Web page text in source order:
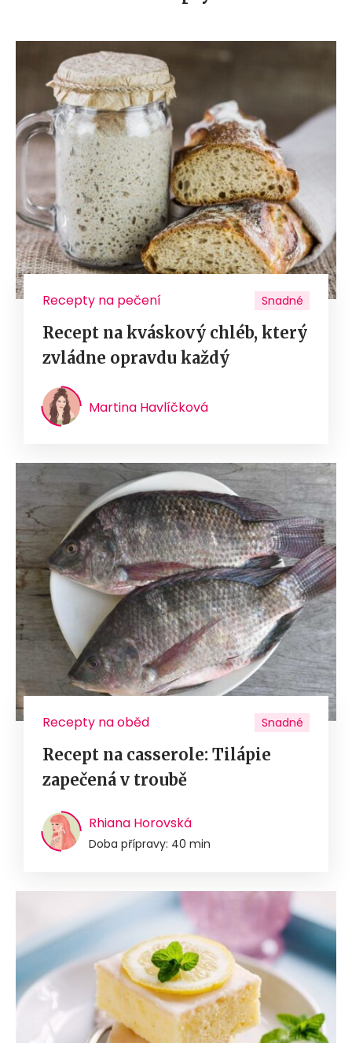
Recepty na pečení Snadné
Recept na kváskový chléb, který
zvládne opravdu každý
Martina Havlíčková
Recepty na oběd Snadné
Recept na casserole: Tilápie
zapečená v troubě
Rhiana Horovská
Doba přípravy: 40 min